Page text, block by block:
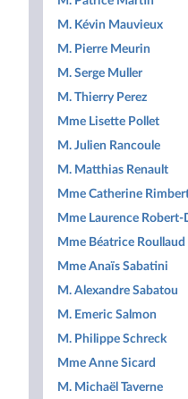
M. Kévin Mauvieux
M. Pierre Meurin
M. Serge Muller
M. Thierry Perez
Mme Lisette Pollet
M. Julien Rancoule
M. Matthias Renault
Mme Catherine
Mme Laurence Robert-
Mme Béatrice Roullaud
Mme Anaïs Sabatini
M. Alexandre Sabatou
M. Emeric Salmon
M. Philippe Schreck
Mme Anne Sicard
M. Michaël Taverne